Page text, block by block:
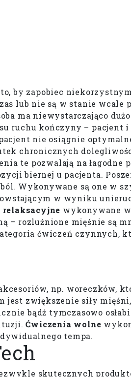
by zapobiec
lub nie są w stanie wcale
ma niewystarczająco
ruchu kończyny – pacjent
nie osiągnie
chronicznych
te pozwalają na łagodne
biernej u pacjenta.
Wykonywane są one w
w wyniku
relaksacyjne wykonywane
– rozluźnione mięśnie są
ćwiczeń czynnych,
np. woreczków,
jest zwiększenie siły
bądź tymczasowo
Ćwiczenia wolne
tempa.
skutecznych